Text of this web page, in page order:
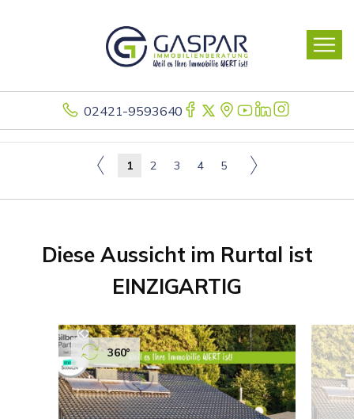
02421-9593640
1 2 3 4 5
Diese Aussicht im Rurtal ist
EINZIGARTIG
360°